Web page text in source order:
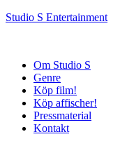
Studio S Entertainment
Om Studio S
Genre
Köp film!
Köp affischer!
Pressmaterial
Kontakt